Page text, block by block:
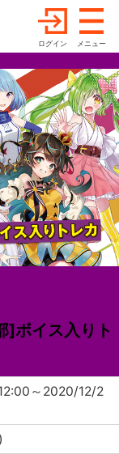
ログイン メニュー
ボイス入りト
～2020/12/2